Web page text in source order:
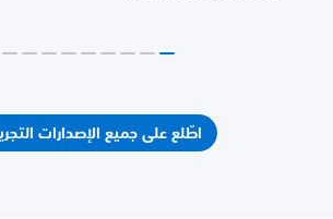
اطّلع على جميع الإصدارات التجريبية